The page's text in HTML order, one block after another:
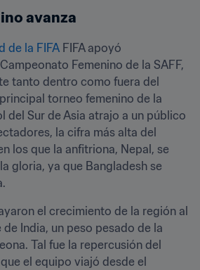
avanza
de la FIFA FIFA apoyó
Femenino de la SAFF,
tanto dentro como fuera del
torneo femenino de la
del Sur de Asia atrajo a un público
la cifra más alta del
los que la anfitriona, Nepal, se
gloria, ya que Bangladesh se
el crecimiento de la región al
India, un peso pesado de la
Tal fue la repercusión del
el equipo viajó desde el